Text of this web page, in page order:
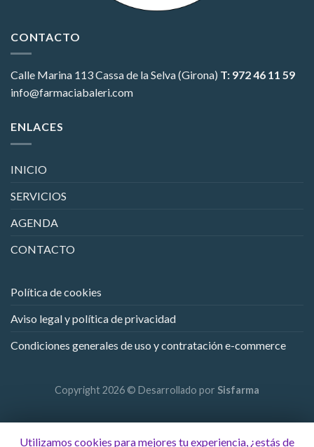
CONTACTO
Calle Marina 113Cassa de la Selva (Girona) T: 972 46 11 59
info@farmaciabaleri.com
ENLACES
INICIO
SERVICIOS
AGENDA
CONTACTO
Política de cookies
Aviso legal y política de privacidad
Condiciones generales de uso y contratación e-commerce
Copyright 2026 © Desarrollado por Sisfarma
Utilizamos cookies para mejores tu experiencia, ¿estás de